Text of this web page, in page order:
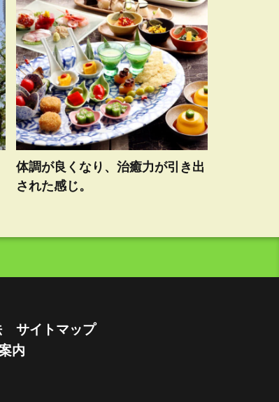
体調が良くなり、治癒力が引き出
された感じ。
サイトマップ
内